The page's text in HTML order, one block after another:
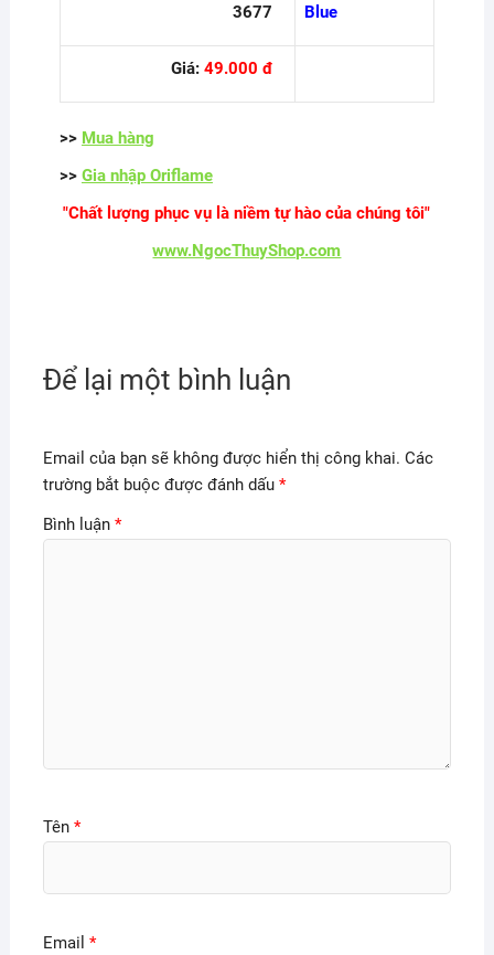
3677 Blue
Giá: 49.000 đ
>> Mua hàng
>> Gia nhập Oriflame
"Chất lượng phục vụ là niềm tự hào của chúng tôi"
www.NgocThuyShop.com
Để lại một bình luận
Email của bạn sẽ không được hiển thị công khai. Các
trường bắt buộc được đánh dấu *
Bình luận *
Tên *
Email *